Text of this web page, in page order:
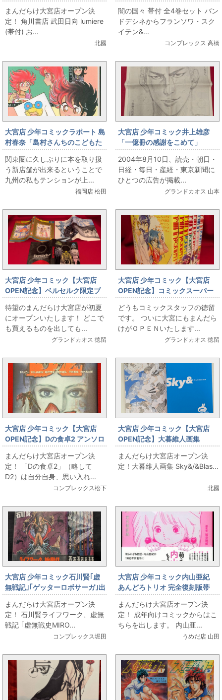
lumiere (帯付)
まんだらけ大宮店オープン決
定！ 角川書店 武田日向 lumiere
(帯付) お...
北國
闇の国々 帯付 全4巻セット バン
ドデシネからフランソワ・スク
イテン&...
コンプレックス 高橋
大宮店 少年コミックラポート 島
村春奈「島村さんちのこどもた
ち 全3巻初版セット」
関東圏に久しぶりに本を取り扱
う新店舗が出来るということで
九州の私もテンションが上...
福岡店 松田
大宮店 少年コミック井上雄彦
「一億冊の感謝をこめて」
SLAM DUNK新聞広告6種セット
2004年8月10日、読売・朝日・
日経・毎日・産経・東京新聞に
ひとつの広告が掲載...
グランドカオス 山本
大宮店 少年コミック【大宮店
OPEN記念】ベルセルク限定ブ
ックカバー3種ご用意いたしまし
た！
待望のまんだらけ大宮店が初夏
にオープンいたします！ どこで
も買えるものを出しても...
グランドカオス 徳留
大宮店 少年コミック【大宮店
OPEN記念】コミックスーパー
ファミコンセレクション全7巻セ
ット出します
どうもコミックスタッフの徳留
です。 ついに大宮にもまんだら
けがＯＰＥＮいたします...
グランドカオス 徳留
大宮店 少年コミック【大宮店
OPEN記念】Dの食卓2 アンソロ
ジー出します！
まんだらけ大宮店オープン決
定！ 「Dの食卓2」（略して
D2）は自分自身、思い入れ...
コンプレックス松下
大宮店 少年コミック【大宮店
OPEN記念】大暮維人画集
Sky&/&Blast
まんだらけ大宮店オープン決
定！大暮維人画集 Sky&/&Blas...
北國
大宮店 少年コミック石川賢｢虚
無戦記｣｢ゲッターロボサーガ｣出
します
まんだらけ大宮店オープン決
定！ 石川賢ライフワーク、虚無
戦記 ｢虚無戦史MIRO...
コンプレックス堀田
大宮店 少年コミック内山亜紀
あんどろトリオ 完全復刻版帯
付 旧あんどろトリオ全4巻 初
版セット(ヴィンテージ)
まんだらけ大宮店オープン決
定！ 成年向けコミックからはこ
ちらを出します。 内山亜...
うめだ店 山田